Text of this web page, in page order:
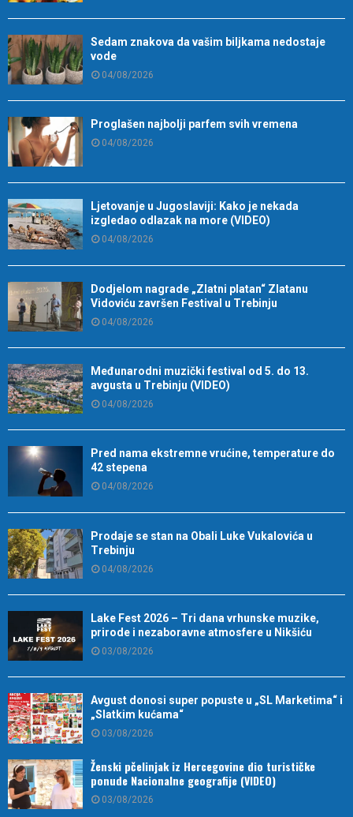
Sedam znakova da vašim biljkama nedostaje
vode
04/08/2026
Proglašen najbolji parfem svih vremena
04/08/2026
Ljetovanje u Jugoslaviji: Kako je nekada
izgledao odlazak na more (VIDEO)
04/08/2026
Dodjelom nagrade „Zlatni platan“ Zlatanu
Vidoviću završen Festival u Trebinju
04/08/2026
Međunarodni muzički festival od 5. do 13.
avgusta u Trebinju (VIDEO)
04/08/2026
Pred nama ekstremne vrućine, temperature do
42 stepena
04/08/2026
Prodaje se stan na Obali Luke Vukalovića u
Trebinju
04/08/2026
Lake Fest 2026 – Tri dana vrhunske muzike,
prirode i nezaboravne atmosfere u Nikšiću
03/08/2026
Avgust donosi super popuste u „SL Marketima“ i
„Slatkim kućama“
03/08/2026
Ženski pčelinjak iz Hercegovine dio turističke
ponude Nacionalne geografije (VIDEO)
03/08/2026